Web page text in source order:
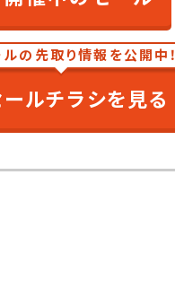
の先取り情報を公開中！
ールチラシを見る